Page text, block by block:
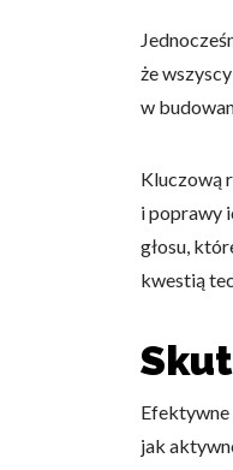
że
w
Kluczową
i poprawy
głosu,
kwestią
Efektywne
jak